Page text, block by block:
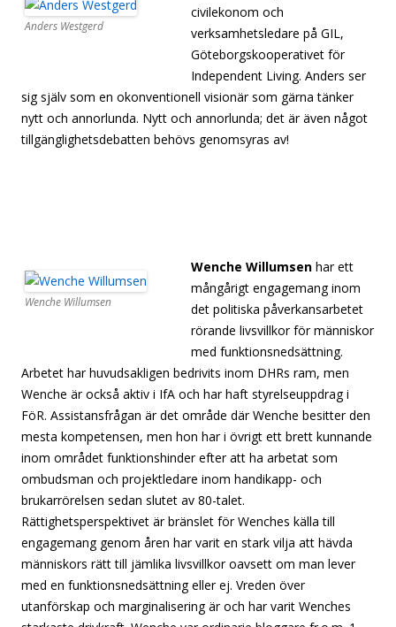
Anders Westgerd
civilekonom och
verksamhetsledare på GIL,
Göteborgskooperativet för
Independent Living. Anders ser
sig själv som en okonventionell visionär som gärna tänker
nytt och annorlunda. Nytt och annorlunda; det är även något
tillgänglighetsdebatten behövs genomsyras av!
Wenche Willumsen
Wenche Willumsen har ett
mångårigt engagemang inom
det politiska påverkansarbetet
rörande livsvillkor för människor
med funktionsnedsättning.
Arbetet har huvudsakligen bedrivits inom DHRs ram, men
Wenche är också aktiv i IfA och har haft styrelseuppdrag i
FöR. Assistansfrågan är det område där Wenche besitter den
mesta kompetensen, men hon har i övrigt ett brett kunnande
inom området funktionshinder efter att ha arbetat som
ombudsman och projektledare inom handikapp- och
brukarrörelsen sedan slutet av 80-talet.
Rättighetsperspektivet är bränslet för Wenches källa till
engagemang genom åren har varit en stark vilja att hävda
människors rätt till jämlika livsvillkor oavsett om man lever
med en funktionsnedsättning eller ej. Vreden över
utanförskap och marginalisering är och har varit Wenches